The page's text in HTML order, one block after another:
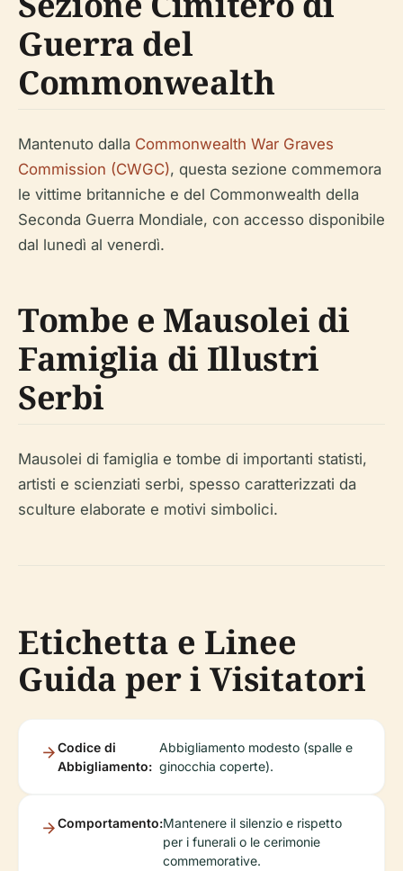
Guerra del
Commonwealth
Mantenuto dalla Commonwealth War Graves
Commission (CWGC), questa sezione commemora
le vittime britanniche e del Commonwealth della
Seconda Guerra Mondiale, con accesso disponibile
dal lunedì al venerdì.
Tombe e Mausolei di
Famiglia di Illustri
Serbi
Mausolei di famiglia e tombe di importanti statisti,
artisti e scienziati serbi, spesso caratterizzati da
sculture elaborate e motivi simbolici.
Etichetta e Linee
Guida per i Visitatori
Codice di
Abbigliamento:
Abbigliamento modesto (spalle e
ginocchia coperte).
Comportamento:Mantenere il silenzio e rispetto
per i funerali o le cerimonie
commemorative.